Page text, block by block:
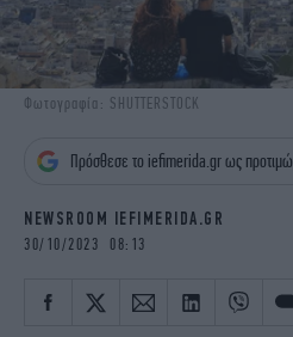
EURO
PODCAST
iOPINIONS
OSCARS
Φωτογραφία: SHUTTERSTOCK
Πρόσθεσε το iefimerida.gr ως
NEWSROOM IEFIMERIDA.GR
30/10/2023 08:13